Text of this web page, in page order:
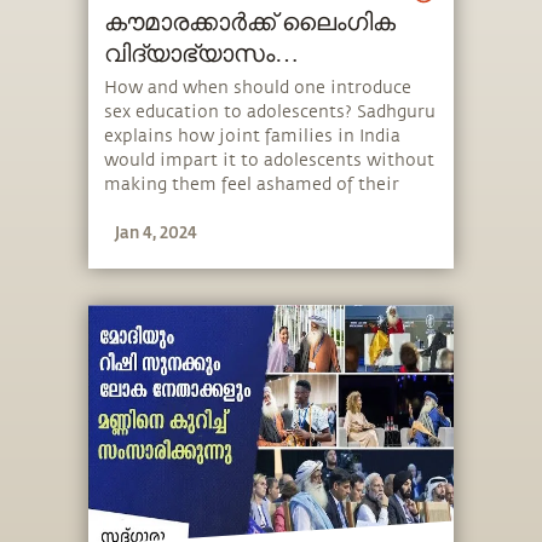
കൗമാരക്കാർക്ക് ലൈംഗിക
വിദ്യാഭ്യാസം
നൽകേണ്ടതിന്റെ
പ്രാധാന്യം Sex Education
Teenssex-education-teens
How and when should one introduce
sex education to adolescents? Sadhguru
explains how joint families in India
would impart it to adolescents without
making them feel ashamed of their
it in today’s day and age. He also speaks
Jan 4, 2024